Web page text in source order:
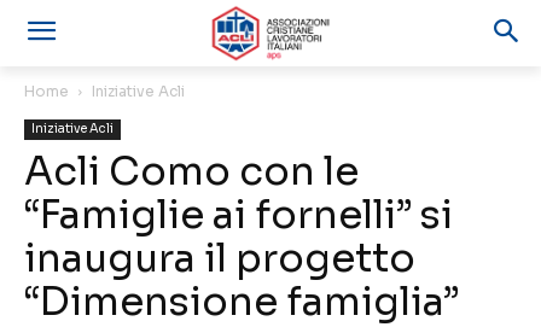
Home Iniziative Acli
Iniziative Acli
Acli Como con le
“Famiglie ai fornelli” si
inaugura il progetto
“Dimensione famiglia”